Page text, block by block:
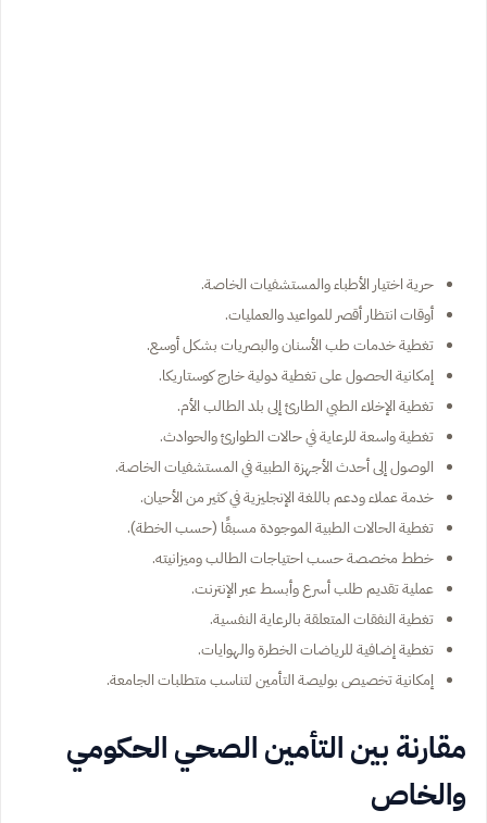
حرية اختيار الأطباء والمستشفيات الخاصة.
أوقات انتظار أقصر للمواعيد والعمليات.
تغطية خدمات طب الأسنان والبصريات بشكل أوسع.
إمكانية الحصول على تغطية دولية خارج كوستاريكا.
تغطية الإخلاء الطبي الطارئ إلى بلد الطالب الأم.
تغطية واسعة للرعاية في حالات الطوارئ والحوادث.
الوصول إلى أحدث الأجهزة الطبية في المستشفيات الخاصة.
خدمة عملاء ودعم باللغة الإنجليزية في كثير من الأحيان.
تغطية الحالات الطبية الموجودة مسبقًا (حسب الخطة).
خطط مخصصة حسب احتياجات الطالب وميزانيته.
عملية تقديم طلب أسرع وأبسط عبر الإنترنت.
تغطية النفقات المتعلقة بالرعاية النفسية.
تغطية إضافية للرياضات الخطرة والهوايات.
إمكانية تخصيص بوليصة التأمين لتناسب متطلبات الجامعة.
مقارنة بين التأمين الصحي الحكومي
والخاص